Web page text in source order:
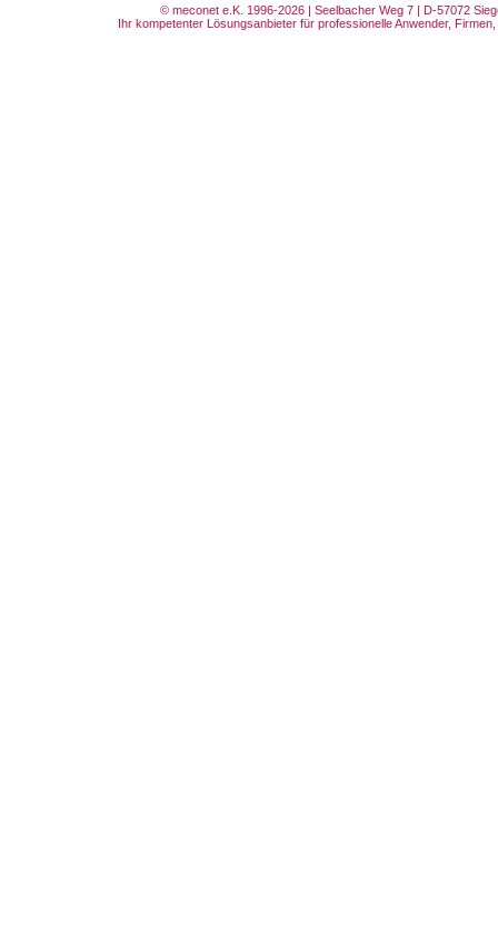
© meconet e.K. 1996-2026 | Seelbacher Weg 7 | D-57072
Ihr kompetenter Lösungsanbieter für professionelle Anwender,